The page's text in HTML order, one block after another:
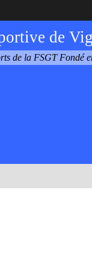
de
de la FSGT Fondé